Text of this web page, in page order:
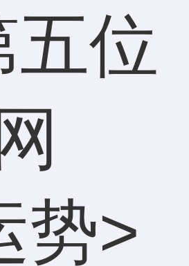
位
势>